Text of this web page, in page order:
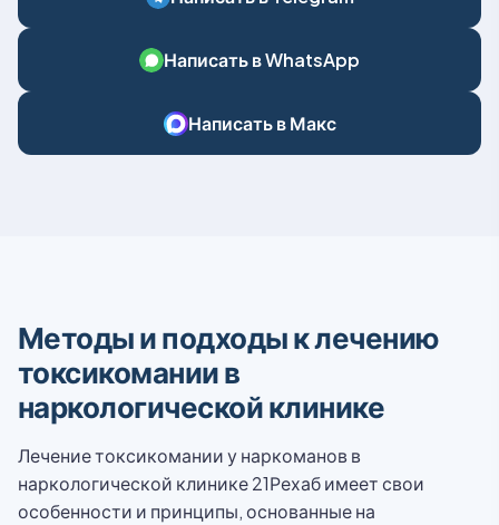
Написать в WhatsApp
Написать в Макс
Методы и подходы к лечению
токсикомании в
наркологической клинике
Лечение токсикомании у наркоманов в
наркологической клинике 21Рехаб имеет свои
особенности и принципы, основанные на